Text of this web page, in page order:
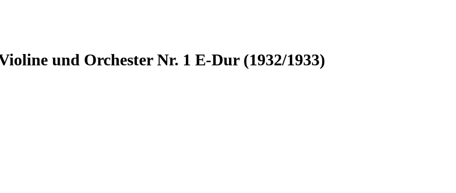
und Orchester Nr. 1 E-Dur (1932/1933)